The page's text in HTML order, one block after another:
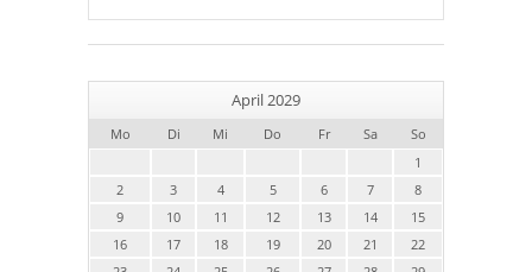
April 2029
Mo Di Mi Do Fr Sa
So
1
2
3 4 5 6 7
8
9
10 11 12 13 14
15
16
17 18 19 20 21
22